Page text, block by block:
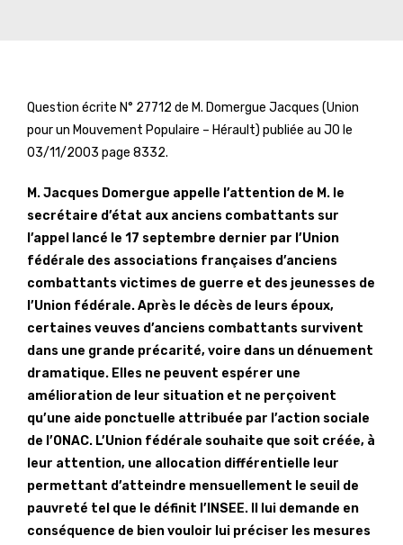
Question écrite N° 27712 de M. Domergue Jacques (Union
pour un Mouvement Populaire – Hérault) publiée au JO le
03/11/2003 page 8332.
M. Jacques Domergue appelle l’attention de M. le
secrétaire d’état aux anciens combattants sur
l’appel lancé le 17 septembre dernier par l’Union
fédérale des associations françaises d’anciens
combattants victimes de guerre et des jeunesses de
l’Union fédérale. Après le décès de leurs époux,
certaines veuves d’anciens combattants survivent
dans une grande précarité, voire dans un dénuement
dramatique. Elles ne peuvent espérer une
amélioration de leur situation et ne perçoivent
qu’une aide ponctuelle attribuée par l’action sociale
de l’ONAC. L’Union fédérale souhaite que soit créée, à
leur attention, une allocation différentielle leur
permettant d’atteindre mensuellement le seuil de
pauvreté tel que le définit I’INSEE. Il lui demande en
conséquence de bien vouloir lui préciser les mesures